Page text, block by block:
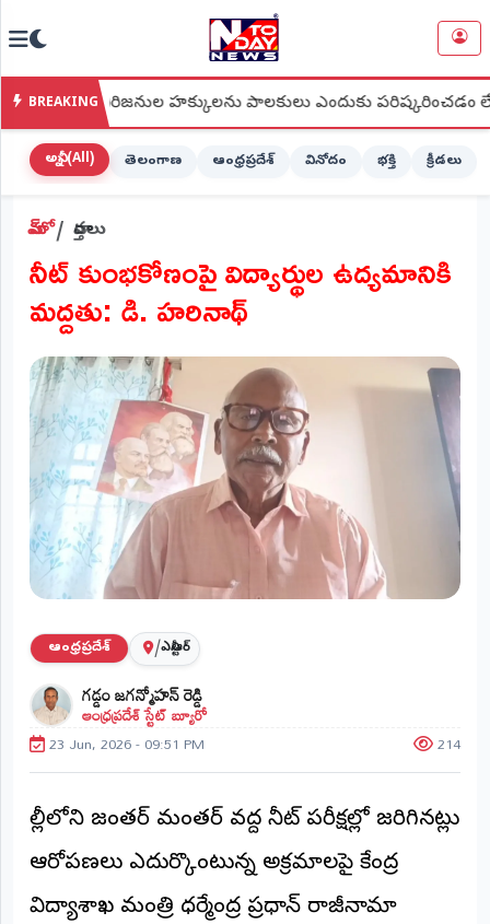
హోమ్
(Home)
STREAMING
లైవ్
(Live
లైవ్
రేడియో
(Live
Radio)
ప్రాంతీయ
వార్తలు
(STATE)
తెలంగాణ
ఆంధ్రప్రదేశ్
ప్రధాన
విభాగాలు
(MAIN)
భక్తి
క్రీడలు
BREAKINGహక్కులను పాలకులు ఎందుకు పరిష్కరించడం లేదు? ●
అన్నీ (All) తెలంగాణ ఆంధ్రప్రదేశ్ వినోదం భక్తి క్రీడలు
హోమ్ వార్తలు
నీట్ కుంభకోణంపై విద్యార్థుల ఉద్యమానికి
మద్దతు: డి. హరినాథ్
ఆంధ్రప్రదేశ్ /ఎన్టీఆర్
గడ్డం జగన్మోహన్ రెడ్డి
ఆంధ్రప్రదేశ్ స్టేట్ బ్యూరో
23 Jun, 2026 - 09:51 PM 214
ఢిల్లీలోని జంతర్ మంతర్ వద్ద నీట్ పరీక్షల్లో జరిగినట్లు
ఆరోపణలు ఎదుర్కొంటున్న అక్రమాలపై కేంద్ర
విద్యాశాఖ మంత్రి ధర్మేంద్ర ప్రధాన్ రాజీనామా